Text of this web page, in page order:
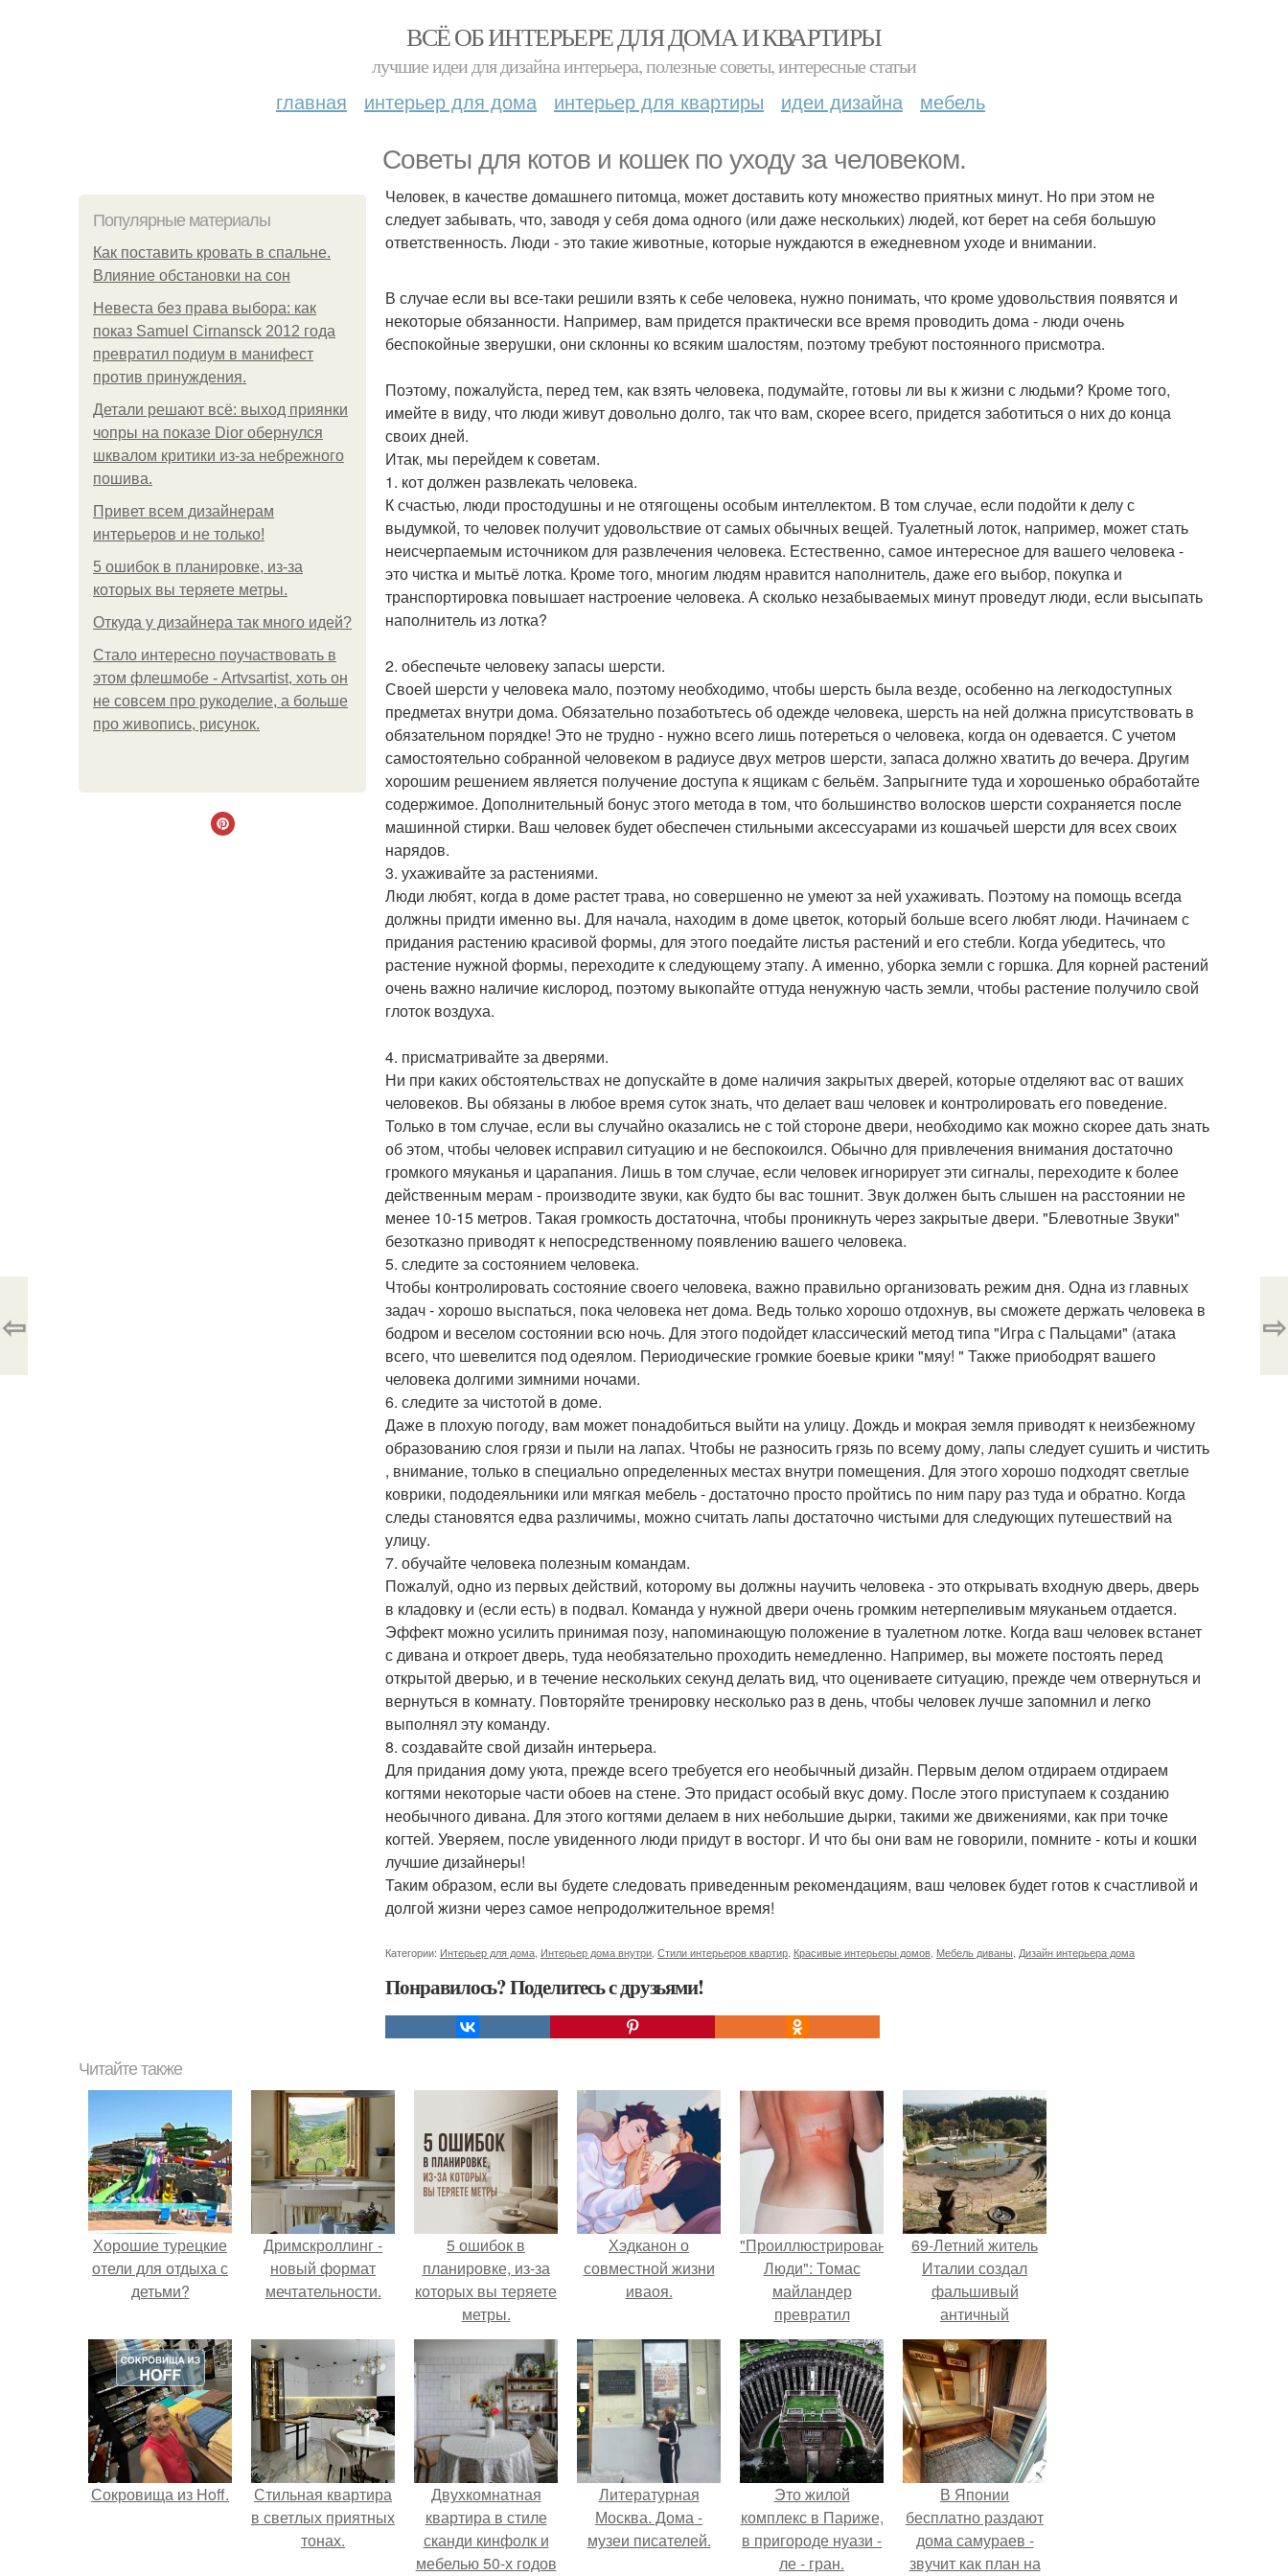
ВСЁ ОБ ИНТЕРЬЕРЕ ДЛЯ ДОМА И КВАРТИРЫ
лучшие идеи для дизайна интерьера, полезные советы, интересные статьи
главная интерьер для дома интерьер для квартиры идеи дизайна мебель
Советы для котов и кошек по уходу за человеком.
Популярные материалы
Как поставить кровать в спальне.
Влияние обстановки на сон
Невеста без права выбора: как
показ Samuel Cirnansck 2012 года
превратил подиум в манифест
против принуждения.
Детали решают всё: выход приянки
чопры на показе Dior обернулся
шквалом критики из-за небрежного
пошива.
Привет всем дизайнерам
интерьеров и не только!
5 ошибок в планировке, из-за
которых вы теряете метры.
Откуда у дизайнера так много идей?
Стало интересно поучаствовать в
этом флешмобе - Artvsartist, хоть он
не совсем про рукоделие, а больше
про живопись, рисунок.
Человек, в качестве домашнего питомца, может доставить коту множество приятных минут. Но при этом не
следует забывать, что, заводя у себя дома одного (или даже нескольких) людей, кот берет на себя большую
ответственность. Люди - это такие животные, которые нуждаются в ежедневном уходе и внимании.
В случае если вы все-таки решили взять к себе человека, нужно понимать, что кроме удовольствия появятся и
некоторые обязанности. Например, вам придется практически все время проводить дома - люди очень
беспокойные зверушки, они склонны ко всяким шалостям, поэтому требуют постоянного присмотра.
Поэтому, пожалуйста, перед тем, как взять человека, подумайте, готовы ли вы к жизни с людьми? Кроме того,
имейте в виду, что люди живут довольно долго, так что вам, скорее всего, придется заботиться о них до конца
своих дней.
Итак, мы перейдем к советам.
1. кот должен развлекать человека.
К счастью, люди простодушны и не отягощены особым интеллектом. В том случае, если подойти к делу с
выдумкой, то человек получит удовольствие от самых обычных вещей. Туалетный лоток, например, может стать
неисчерпаемым источником для развлечения человека. Естественно, самое интересное для вашего человека -
это чистка и мытьё лотка. Кроме того, многим людям нравится наполнитель, даже его выбор, покупка и
транспортировка повышает настроение человека. А сколько незабываемых минут проведут люди, если высыпать
наполнитель из лотка?
2. обеспечьте человеку запасы шерсти.
Своей шерсти у человека мало, поэтому необходимо, чтобы шерсть была везде, особенно на легкодоступных
предметах внутри дома. Обязательно позаботьтесь об одежде человека, шерсть на ней должна присутствовать в
обязательном порядке! Это не трудно - нужно всего лишь потереться о человека, когда он одевается. С учетом
самостоятельно собранной человеком в радиусе двух метров шерсти, запаса должно хватить до вечера. Другим
хорошим решением является получение доступа к ящикам с бельём. Запрыгните туда и хорошенько обработайте
содержимое. Дополнительный бонус этого метода в том, что большинство волосков шерсти сохраняется после
машинной стирки. Ваш человек будет обеспечен стильными аксессуарами из кошачьей шерсти для всех своих
нарядов.
3. ухаживайте за растениями.
Люди любят, когда в доме растет трава, но совершенно не умеют за ней ухаживать. Поэтому на помощь всегда
должны придти именно вы. Для начала, находим в доме цветок, который больше всего любят люди. Начинаем с
придания растению красивой формы, для этого поедайте листья растений и его стебли. Когда убедитесь, что
растение нужной формы, переходите к следующему этапу. А именно, уборка земли с горшка. Для корней растений
очень важно наличие кислород, поэтому выкопайте оттуда ненужную часть земли, чтобы растение получило свой
глоток воздуха.
4. присматривайте за дверями.
Ни при каких обстоятельствах не допускайте в доме наличия закрытых дверей, которые отделяют вас от ваших
человеков. Вы обязаны в любое время суток знать, что делает ваш человек и контролировать его поведение.
Только в том случае, если вы случайно оказались не с той стороне двери, необходимо как можно скорее дать знать
об этом, чтобы человек исправил ситуацию и не беспокоился. Обычно для привлечения внимания достаточно
громкого мяуканья и царапания. Лишь в том случае, если человек игнорирует эти сигналы, переходите к более
действенным мерам - производите звуки, как будто бы вас тошнит. Звук должен быть слышен на расстоянии не
менее 10-15 метров. Такая громкость достаточна, чтобы проникнуть через закрытые двери. "Блевотные Звуки"
безотказно приводят к непосредственному появлению вашего человека.
5. следите за состоянием человека.
Чтобы контролировать состояние своего человека, важно правильно организовать режим дня. Одна из главных
задач - хорошо выспаться, пока человека нет дома. Ведь только хорошо отдохнув, вы сможете держать человека в
бодром и веселом состоянии всю ночь. Для этого подойдет классический метод типа "Игра с Пальцами" (атака
всего, что шевелится под одеялом. Периодические громкие боевые крики "мяу! " Также приободрят вашего
человека долгими зимними ночами.
6. следите за чистотой в доме.
Даже в плохую погоду, вам может понадобиться выйти на улицу. Дождь и мокрая земля приводят к неизбежному
образованию слоя грязи и пыли на лапах. Чтобы не разносить грязь по всему дому, лапы следует сушить и чистить
, внимание, только в специально определенных местах внутри помещения. Для этого хорошо подходят светлые
коврики, пододеяльники или мягкая мебель - достаточно просто пройтись по ним пару раз туда и обратно. Когда
следы становятся едва различимы, можно считать лапы достаточно чистыми для следующих путешествий на
улицу.
7. обучайте человека полезным командам.
Пожалуй, одно из первых действий, которому вы должны научить человека - это открывать входную дверь, дверь
в кладовку и (если есть) в подвал. Команда у нужной двери очень громким нетерпеливым мяуканьем отдается.
Эффект можно усилить принимая позу, напоминающую положение в туалетном лотке. Когда ваш человек встанет
с дивана и откроет дверь, туда необязательно проходить немедленно. Например, вы можете постоять перед
открытой дверью, и в течение нескольких секунд делать вид, что оцениваете ситуацию, прежде чем отвернуться и
вернуться в комнату. Повторяйте тренировку несколько раз в день, чтобы человек лучше запомнил и легко
выполнял эту команду.
8. создавайте свой дизайн интерьера.
Для придания дому уюта, прежде всего требуется его необычный дизайн. Первым делом отдираем отдираем
когтями некоторые части обоев на стене. Это придаст особый вкус дому. После этого приступаем к созданию
необычного дивана. Для этого когтями делаем в них небольшие дырки, такими же движениями, как при точке
когтей. Уверяем, после увиденного люди придут в восторг. И что бы они вам не говорили, помните - коты и кошки
лучшие дизайнеры!
Таким образом, если вы будете следовать приведенным рекомендациям, ваш человек будет готов к счастливой и
долгой жизни через самое непродолжительное время!
Категории: Интерьер для дома Интерьер дома внутри Стили интерьеров квартир Красивые интерьеры домов Мебель диваны Дизайн интерьера дома
Понравилось? Поделитесь с друзьями!
⇦ ⇨
Читайте также
Хорошие турецкие
отели для отдыха с
детьми?
Дримскроллинг -
новый формат
мечтательности.
5 ошибок в
планировке, из-за
которых вы теряете
метры.
Хэдканон о
совместной жизни
иваоя.
"Проиллюстрированные
Люди": Томас
майландер
превратил
солнечные ожоги в
арт - объект.
69-Летний житель
Италии создал
фальшивый
античный
амфитеатр и
долгое время
успешно выдавал
его за настоящее
историческое
наследие.
Сокровища из Hoff.
Стильная квартира
в светлых приятных
тонах.
Двухкомнатная
квартира в стиле
сканди кинфолк и
мебелью 50-х годов
Литературная
Москва. Дома -
музеи писателей.
Это жилой
комплекс в Париже,
в пригороде нуази -
ле - гран.
В Японии
бесплатно раздают
дома самураев -
звучит как план на